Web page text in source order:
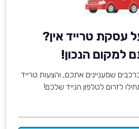
עסקת טרייד אין?
למקום הנכון!
שמעניינים אתכם, והצעות טרייד
לזרום לטלפון הנייד שלכם!